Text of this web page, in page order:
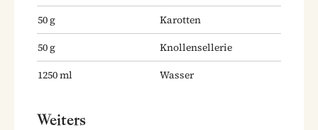
50g
Karotten
50g
Knollensellerie
1250ml Wasser
Weiters